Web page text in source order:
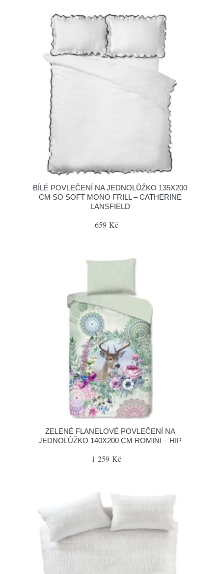
BÍLÉ POVLEČENÍ NA JEDNOLŮŽKO 135X200
CM SO SOFT MONO FRILL – CATHERINE
LANSFIELD
659 Kč
ZELENÉ FLANELOVÉ POVLEČENÍ NA
JEDNOLŮŽKO 140X200 CM ROMINI – HIP
1 259 Kč